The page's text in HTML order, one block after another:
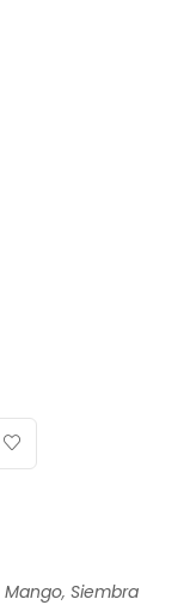
Mango, Siembra